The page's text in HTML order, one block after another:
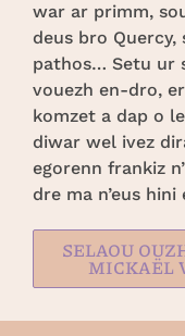
war ar primm,
deus bro
pathos… Setu ur
vouezh en-dro,
komzet a dap o
diwar wel ivez
egorenn frankiz
dre ma n’eus
SELAOU
MICKAËL